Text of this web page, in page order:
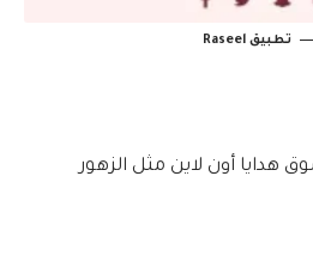
تطبيق Raseel
أون لاين مثل الزهور